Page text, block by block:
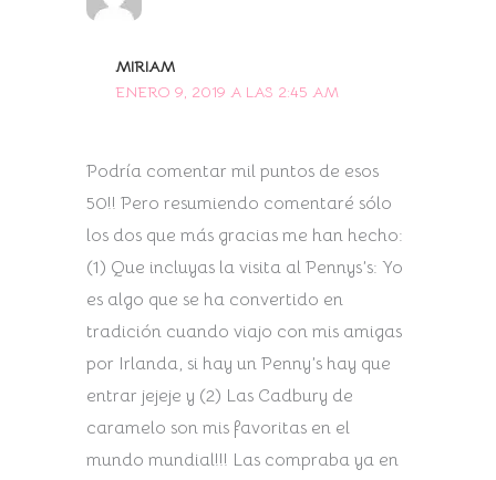
MIRIAM
ENERO 9, 2019 A LAS 2:45 AM
Podría comentar mil puntos de esos
50!! Pero resumiendo comentaré sólo
los dos que más gracias me han hecho:
(1) Que incluyas la visita al Pennys’s: Yo
es algo que se ha convertido en
tradición cuando viajo con mis amigas
por Irlanda, si hay un Penny’s hay que
entrar jejeje y (2) Las Cadbury de
caramelo son mis favoritas en el
mundo mundial!!! Las compraba ya en